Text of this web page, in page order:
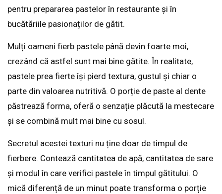
pentru prepararea pastelor în restaurante și în
bucătăriile pasionaților de gătit.
Mulți oameni fierb pastele până devin foarte moi,
crezând că astfel sunt mai bine gătite. În realitate,
pastele prea fierte își pierd textura, gustul și chiar o
parte din valoarea nutritivă. O porție de paste al dente
păstrează forma, oferă o senzație plăcută la mestecare
și se combină mult mai bine cu sosul.
Secretul acestei texturi nu ține doar de timpul de
fierbere. Contează cantitatea de apă, cantitatea de sare
și modul în care verifici pastele în timpul gătitului. O
mică diferență de un minut poate transforma o porție